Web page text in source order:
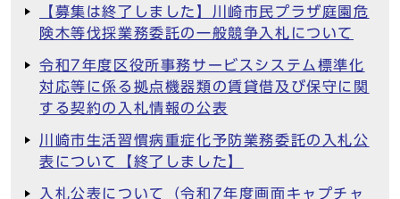
【募集は終了しました】川崎市民プラザ庭園危
険木等伐採業務委託の一般競争入札について
令和7年度区役所事務サービスシステム標準化
対応等に係る拠点機器類の賃貸借及び保守に関
する契約の入札情報の公表
川崎市生活習慣病重症化予防業務委託の入札公
表について【終了しました】
入札公表について（令和7年度画面キャプチャ